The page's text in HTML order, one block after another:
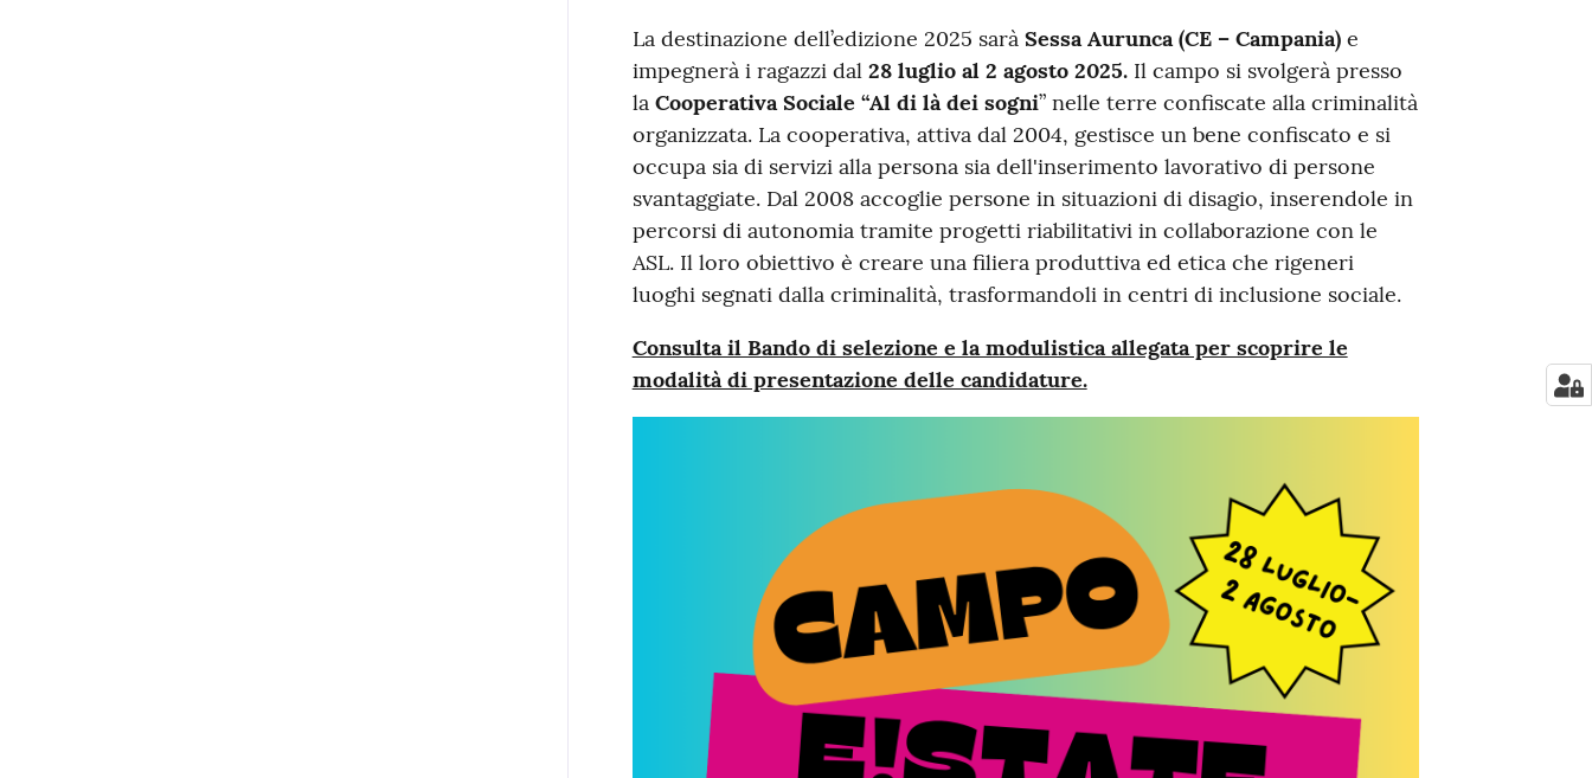
La destinazione dell’edizione 2025 sarà Sessa Aurunca (CE – Campania)e
impegnerà i ragazzi dal 28 luglio al 2 agosto 2025.Il campo si svolgerà presso
la Cooperativa Sociale “Al di là dei sogni” nelle terre confiscate alla criminalità
organizzata. La cooperativa, attiva dal 2004, gestisce un bene confiscato e si
occupa sia di servizi alla persona sia dell'inserimento lavorativo di persone
svantaggiate. Dal 2008 accoglie persone in situazioni di disagio, inserendole in
percorsi di autonomia tramite progetti riabilitativi in collaborazione con le
ASL. Il loro obiettivo è creare una filiera produttiva ed etica che rigeneri
luoghi segnati dalla criminalità, trasformandoli in centri di inclusione sociale.
Consulta il Bando di selezione e la modulistica allegata per scoprire le
modalità di presentazione delle candidature.